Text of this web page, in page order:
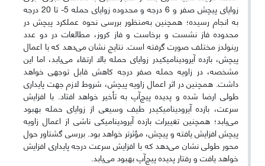
زوایای پیچش صفر و 6 درجه و محدوده زوایای حمله 5- تا 20 درجه
به انجام رسیده؛ همچنین به‌منظور بررسی نحوه عملکرد پیچش در
محدوده فاز نشست و برخاست و فاز کروز، مطالعات در دو عدد
رینولدز مختلف صورت گرفته است. نتایج نشان می‌دهد که با اعمال
پیچش، بازده آیرودینامیکیدر زوایای حمله بالا ارتقاء می‌یابد، اما این
مشخصه، در زاویه حمله صفر درجه کاهش قابل توجهی خواهد‌
داشت. همچنین در اثر اعمال زاویه پیچش، شروط لازم جهت پایداری
طولی ارضا شده و پدیده پیچ‌آپ به تأخیر خواهد‌ افتاد. با افزایش
سرعت، بازده آیرودینامیکیدر طیف وسیعی از زوایای حمله بهبود
می‌یابد؛ همچنین تغییرات بازده آیرودینامیکی ناشی از اعمال زاویه
پیچش افزایش یافته و پیچش، مؤثرتر خواهد بود. بررسی گشتاور حول
محور طولی نشان می‌دهد که با افزایش سرعت درجه پایداری افزایش
خواهد یافت و رفتار پدیده پیچ‌آپ بهبود می‌یابد.